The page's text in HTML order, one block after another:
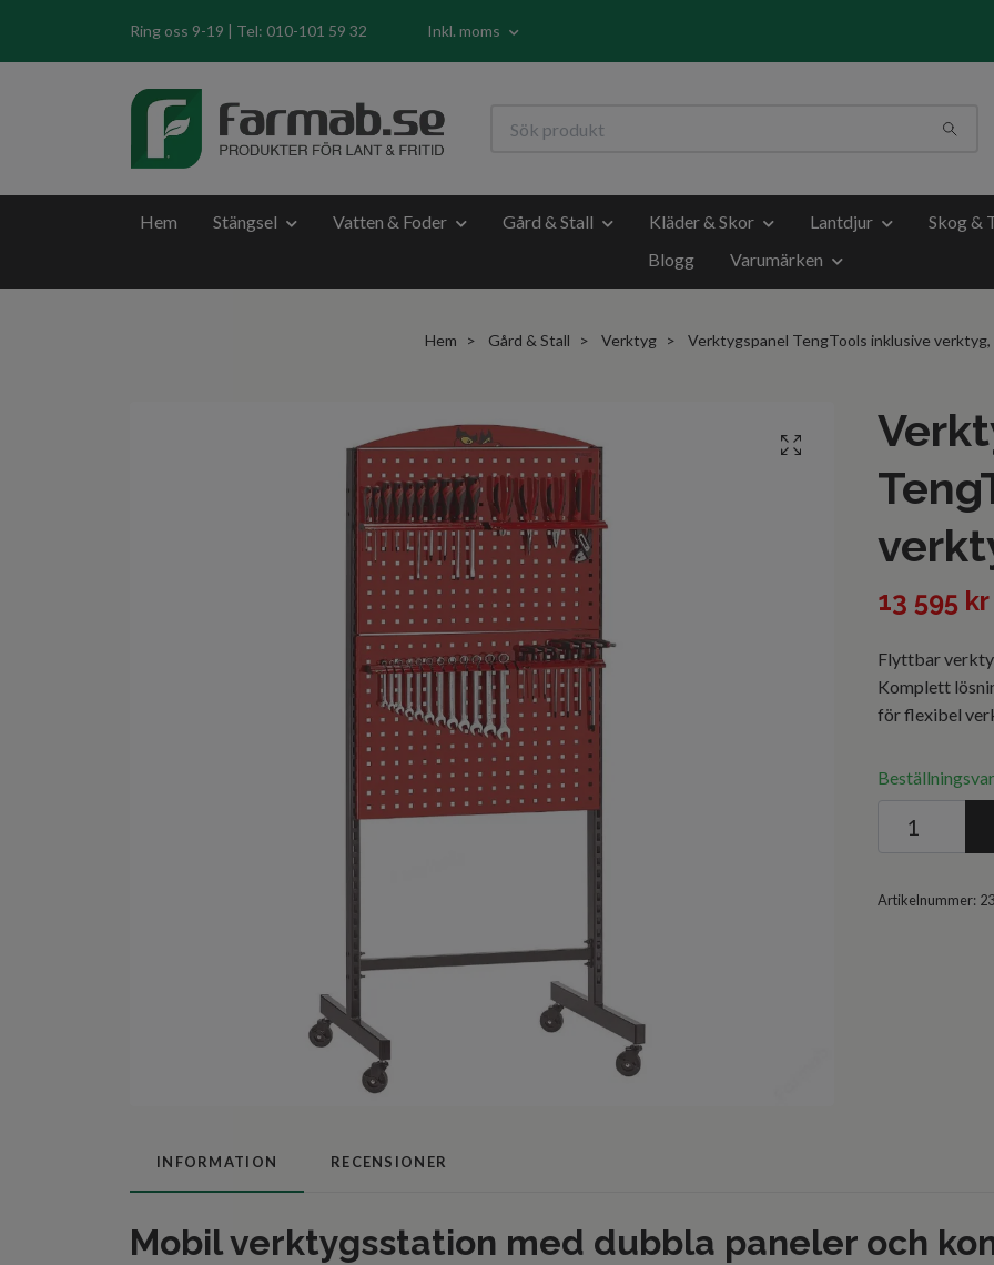
Ring oss 9-19 | Tel: 010-101 59 32 Inkl. moms
Hem Stängsel Vatten & Foder Gård & Stall Kläder & Skor Lantdjur Skog &
Blogg
Varumärken
Hem Gård & Stall Verktyg Verktygspanel TengTools inklusive verktyg,
13 595 kr
Flyttbar
Komplett
för flexibel
Artikelnummer:
INFORMATION RECENSIONER
Mobil verktygsstation med dubbla paneler och